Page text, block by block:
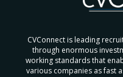
CVConnect is leading
through enormous
working standards that
various companies as fast